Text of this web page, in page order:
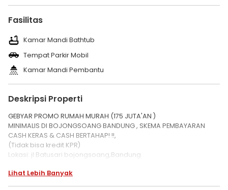
Fasilitas
Kamar Mandi Bathtub
Tempat Parkir Mobil
Kamar Mandi Pembantu
Deskripsi Properti
GEBYAR PROMO RUMAH MURAH (175 JUTA'AN )
MINIMALIS DI BOJONGSOANG BANDUNG , SKEMA PEMBAYARAN
CASH KERAS & CASH BERTAHAP! !!,
(Tidak bisa kredit KPR)
Lokasi: jl.Batusari bojongsoang,Bandung
- 2 kamar Tidur
Lihat Lebih Banyak